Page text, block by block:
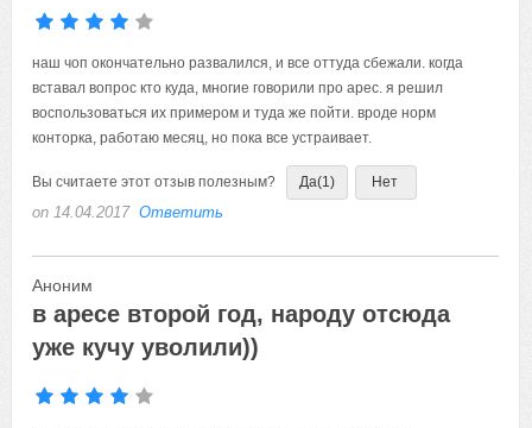
наш чоп окончательно развалился, и все оттуда сбежали. когда
вставал вопрос кто куда, многие говорили про арес. я решил
воспользоваться их примером и туда же пойти. вроде норм
конторка, работаю месяц, но пока все устраивает.
Вы считаете этот отзыв полезным? Да(1) Нет
on 14.04.2017 Ответить
Аноним
в аресе второй год, народу отсюда
уже кучу уволили))